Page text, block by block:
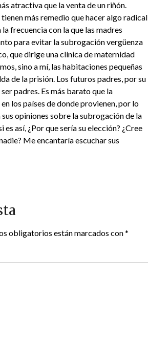
atractiva que la venta de un riñón.
más remedio que hacer algo radical
frecuencia con la que las madres
para evitar la subrogación vergüenza
que dirige una clínica de maternidad
sino a mí, las habitaciones pequeñas
de la prisión. Los futuros padres, por su
padres. Es más barato que la
los países de donde provienen, por lo
opiniones sobre la subrogación de la
así, ¿Por que sería su elección? ¿Cree
Me encantaría escuchar sus
obligatorios están marcados con*